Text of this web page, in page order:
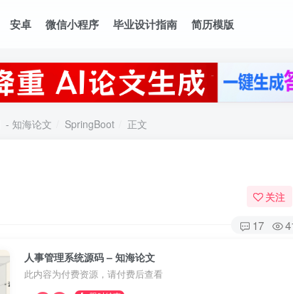
安卓 微信小程序 毕业设计指南 简历模版
- 知海论文 SpringBoot 正文
关注
17
人事管理系统源码 – 知海论文
此内容为付费资源，请付费后查看